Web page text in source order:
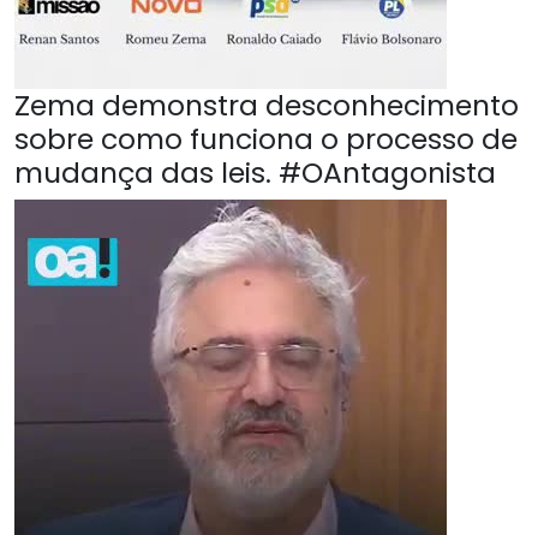
Zema demonstra desconhecimento
sobre como funciona o processo de
mudança das leis. #OAntagonista